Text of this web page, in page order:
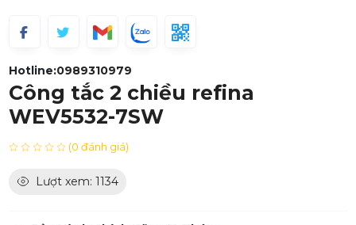
Hotline:0989310979
Công tắc 2 chiều refina
WEV5532-7SW
(0 đánh giá)
Lượt xem: 1134